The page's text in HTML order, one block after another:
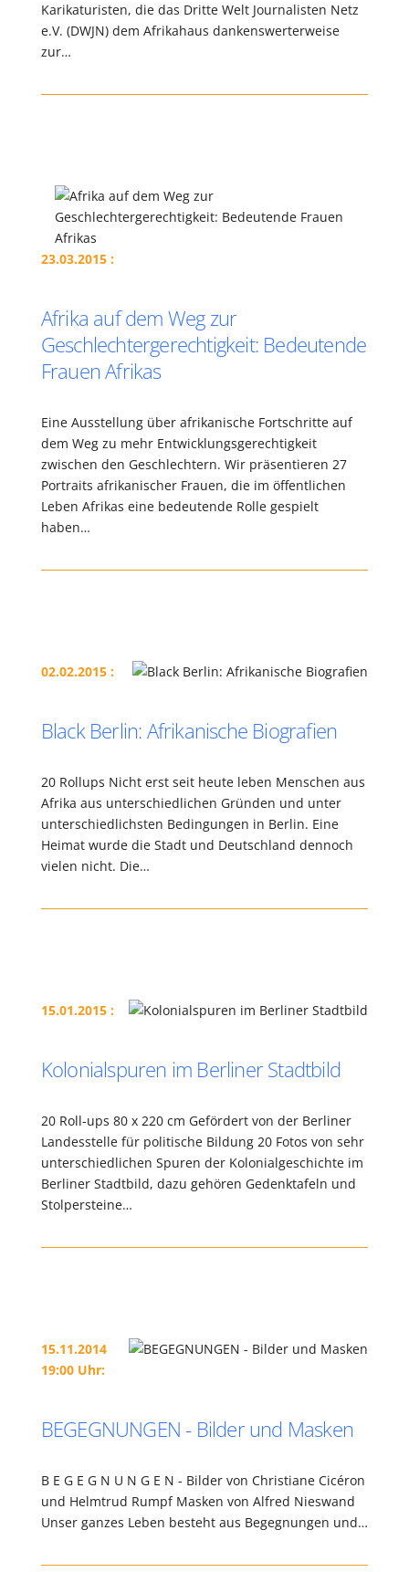
Karikaturisten, die das Dritte Welt Journalisten Netz
e.V. (DWJN) dem Afrikahaus dankenswerterweise
zur…
23.03.2015 :
Afrika auf dem Weg zur
Geschlechtergerechtigkeit: Bedeutende
Frauen Afrikas
Eine Ausstellung über afrikanische Fortschritte auf
dem Weg zu mehr Entwicklungsgerechtigkeit
zwischen den Geschlechtern. Wir präsentieren 27
Portraits afrikanischer Frauen, die im öffentlichen
Leben Afrikas eine bedeutende Rolle gespielt
haben…
02.02.2015 :
Black Berlin: Afrikanische Biografien
20 Rollups Nicht erst seit heute leben Menschen aus
Afrika aus unterschiedlichen Gründen und unter
unterschiedlichsten Bedingungen in Berlin. Eine
Heimat wurde die Stadt und Deutschland dennoch
vielen nicht. Die…
15.01.2015 :
Kolonialspuren im Berliner Stadtbild
20 Roll-ups 80 x 220 cm Gefördert von der Berliner
Landesstelle für politische Bildung 20 Fotos von sehr
unterschiedlichen Spuren der Kolonialgeschichte im
Berliner Stadtbild, dazu gehören Gedenktafeln und
Stolpersteine…
15.11.2014
19:00 Uhr:
BEGEGNUNGEN - Bilder und Masken
B E G E G N U N G E N - Bilder von Christiane Cicéron
und Helmtrud Rumpf Masken von Alfred Nieswand
Unser ganzes Leben besteht aus Begegnungen und…